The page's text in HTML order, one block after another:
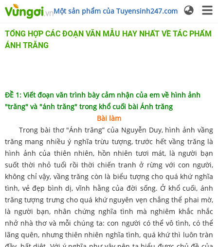
Một sản phẩm của Tuyensinh247.com
TỔNG HỢP CÁC ĐOẠN VĂN MẪU HAY NHẤT VỀ TÁC PHẨM
ÁNH TRĂNG
ĐỀ 1: Viết đoạn văn trình bày cảm nhận của em về hình ảnh
"trăng" và "ánh trăng" trong khổ cuối bài Ánh trăng
Bài làm
Trong bài thơ "Ánh trăng” của Nguyễn Duy, hình ảnh vầng
trăng mang nhiều ý nghĩa trừu tượng, trước hết vầng trăng là
hình ảnh của thiên nhiên, hồn nhiên tươi mát, là người bạn
suốt thời nhỏ tuổi rồi thời chiến tranh ở rừng với con người,
không chỉ vậy, vầng trăng còn là biểu tượng cho quá khứ nghĩa
tình, vẻ đẹp bình dị, vĩnh hằng của đời sống. Ở khổ cuối, ánh
trăng tượng trưng cho quá khứ nguyên vẹn chẳng thể phai mờ,
là người bạn, nhân chứng nghĩa tình mà nghiêm khắc nhắc
nhở nhà thơ và mỗi chúng ta: con người có thể vô tình, có thể
lãng quên, nhưng thiên nhiên nghĩa tình, quá khứ thì luôn tràn